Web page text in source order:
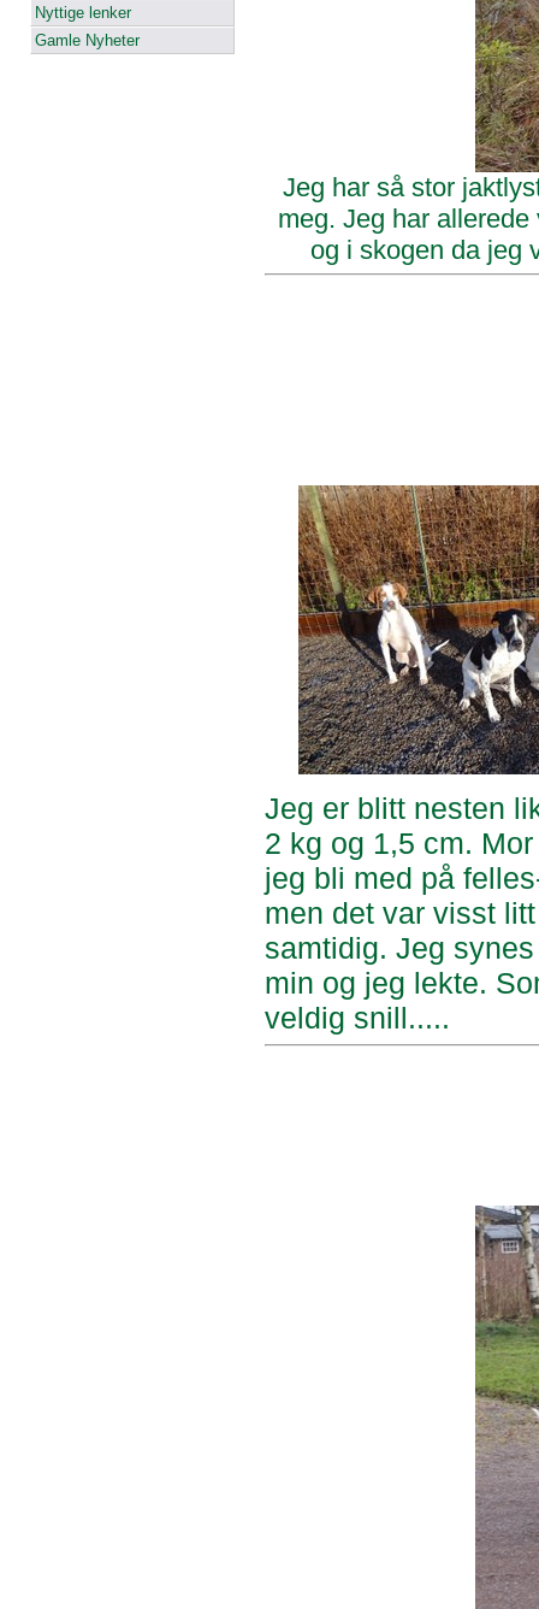
Nyttige lenker
Gamle Nyheter
Jeg har så stor
meg. Jeg har
og i skogen da jeg
Jeg er blitt nesten
2 kg og 1,5 cm.
jeg bli med på
men det var visst
samtidig. Jeg
min og jeg lekte.
veldig snill.....